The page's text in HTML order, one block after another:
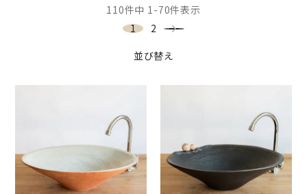
並び替え
110件中 1-70件表示
1
2